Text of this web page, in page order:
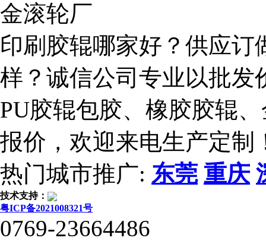
金滚轮厂
印刷胶辊哪家好？供应
样？诚信公司专业以批发
PU胶辊包胶、橡胶胶辊
报价，欢迎来电生产定制
热门城市推广: 东莞 重庆
技术支持：
粤ICP备2021008321号
0769-23664486